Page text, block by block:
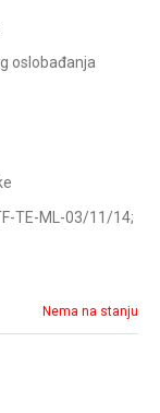
oslobađanja
TE-ML-03/11/14;
Nema na stanju